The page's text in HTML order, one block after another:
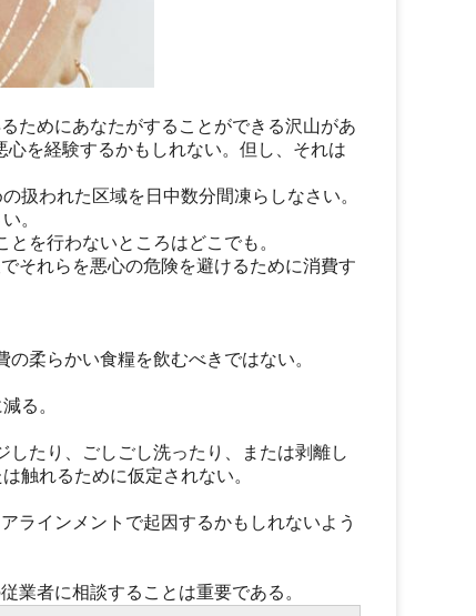
ためにあなたがすることができる沢山があ
を経験するかもしれない。但し、それは
扱われた区域を日中数分間凍らしなさい。
。
を行わないところはどこでも。
それらを悪心の危険を避けるために消費す
柔らかい食糧を飲むべきではない。
る。
たり、ごしごし洗ったり、または剥離し
触れるために仮定されない。
ラインメントで起因するかもしれないよう
業者に相談することは重要である。